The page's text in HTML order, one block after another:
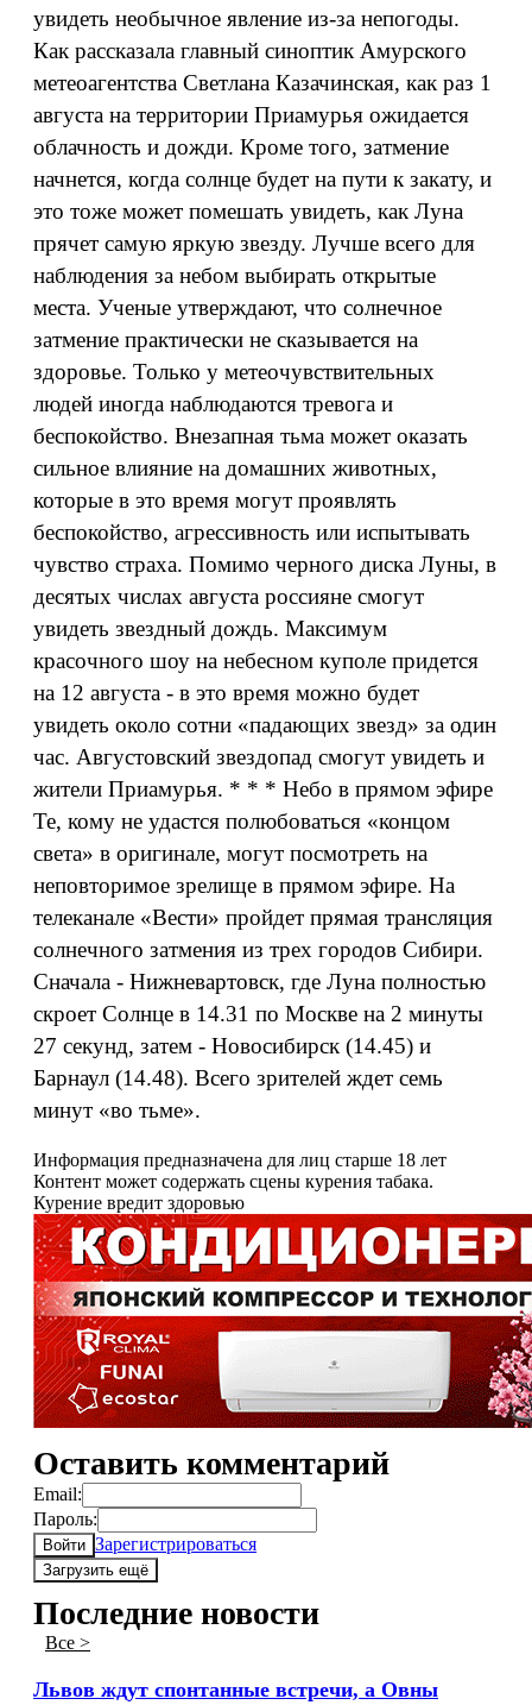
увидеть необычное явление из-за непогоды.
Как рассказала главный синоптик Амурского
метеоагентства Светлана Казачинская, как раз 1
августа на территории Приамурья ожидается
облачность и дожди. Кроме того, затмение
начнется, когда солнце будет на пути к закату, и
это тоже может помешать увидеть, как Луна
прячет самую яркую звезду. Лучше всего для
наблюдения за небом выбирать открытые
места. Ученые утверждают, что солнечное
затмение практически не сказывается на
здоровье. Только у метеочувствительных
людей иногда наблюдаются тревога и
беспокойство. Внезапная тьма может оказать
сильное влияние на домашних животных,
которые в это время могут проявлять
беспокойство, агрессивность или испытывать
чувство страха. Помимо черного диска Луны, в
десятых числах августа россияне смогут
увидеть звездный дождь. Максимум
красочного шоу на небесном куполе придется
на 12 августа - в это время можно будет
увидеть около сотни «падающих звезд» за один
час. Августовский звездопад смогут увидеть и
жители Приамурья. * * * Небо в прямом эфире
Те, кому не удастся полюбоваться «концом
света» в оригинале, могут посмотреть на
неповторимое зрелище в прямом эфире. На
телеканале «Вести» пройдет прямая трансляция
солнечного затмения из трех городов Сибири.
Сначала - Нижневартовск, где Луна полностью
скроет Солнце в 14.31 по Москве на 2 минуты
27 секунд, затем - Новосибирск (14.45) и
Барнаул (14.48). Всего зрителей ждет семь
минут «во тьме».
Информация предназначена для лиц старше 18 лет
Контент может содержать сцены курения табака.
Курение вредит здоровью
Оставить комментарий
Email:
Пароль:
Войти Зарегистрироваться
Загрузить ещё
Последние новости
Все >
Львов ждут спонтанные встречи, а Овны